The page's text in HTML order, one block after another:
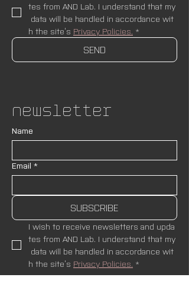
tes from AND Lab. I understand that my
data will be handled in accordance wit
h the site’s Privacy Policies. *
SEND
Newsletter
Name
Email *
SUBSCRIBE
I wish to receive newsletters and upda
tes from AND Lab. I understand that my
data will be handled in accordance wit
h the site’s Privacy Policies. *